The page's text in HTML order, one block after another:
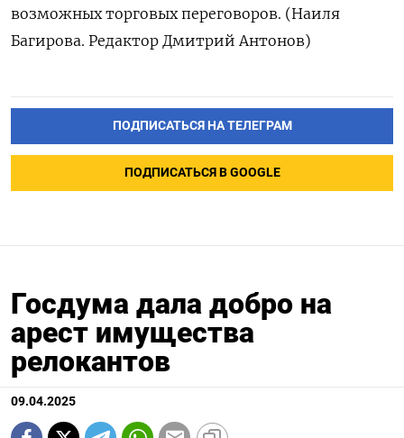
возможных торговых переговоров. (Наиля
Багирова. Редактор Дмитрий Антонов)
ПОДПИСАТЬСЯ НА ТЕЛЕГРАМ
ПОДПИСАТЬСЯ В GOOGLE
Госдума дала добро на
арест имущества
релокантов
09.04.2025